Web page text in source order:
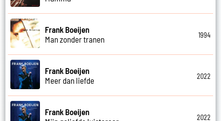
Frank Boeijen
Man zonder tranen
1994
Frank Boeijen
Meer dan liefde
2022
Frank Boeijen
2022